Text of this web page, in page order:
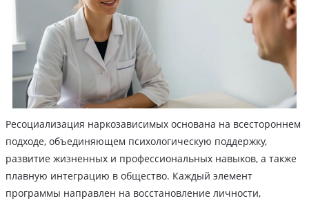
Ресоциализация наркозависимых основана на всестороннем
подходе, объединяющем психологическую поддержку,
развитие жизненных и профессиональных навыков, а также
плавную интеграцию в общество. Каждый элемент
программы направлен на восстановление личности,